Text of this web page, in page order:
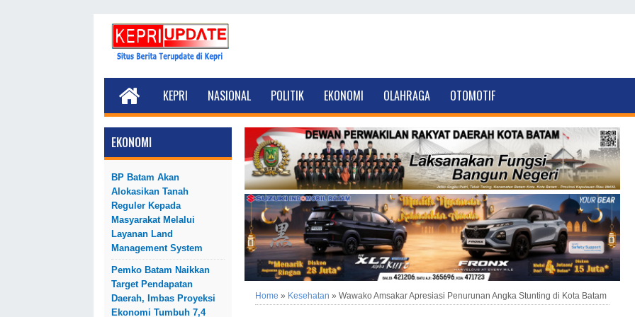
KEPRI NASIONAL POLITIK EKONOMI OLAHRAGA OTOMOTIF
EKONOMI
BP Batam Akan
Alokasikan Tanah
Reguler Kepada
Masyarakat Melalui
Layanan Land
Management System
Pemko Batam Naikkan
Target Pendapatan
Daerah, Imbas Proyeksi
Ekonomi Tumbuh 7,4
Home » Kesehatan » Wawako Amsakar Apresiasi Penurunan Angka Stunting di Kota Batam